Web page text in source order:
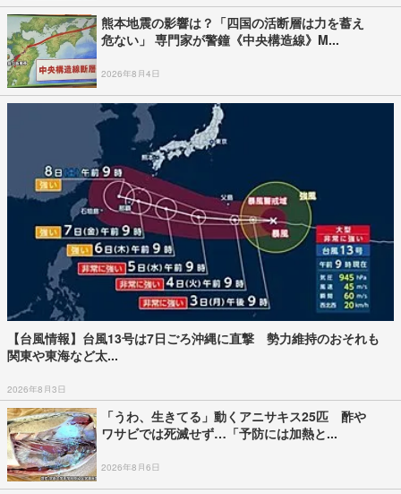
熊本地震の影響は？「四国の活断層は力を蓄え
危ない」 専門家が警鐘《中央構造線》M...
2026年8月4日
【台風情報】台風13号は7日ごろ沖縄に直撃 勢力維持のおそれも
関東や東海など太...
2026年8月3日
「うわ、生きてる」動くアニサキス25匹 酢や
ワサビでは死滅せず…「予防には加熱と...
2026年8月6日